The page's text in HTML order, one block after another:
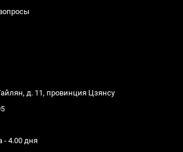
д. 11, провинция Цзянсу
- 4.00 дня